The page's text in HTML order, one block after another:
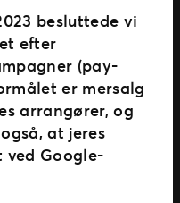
besluttede vi
efter
(pay-
er mersalg
arrangører, og
at jeres
Google-